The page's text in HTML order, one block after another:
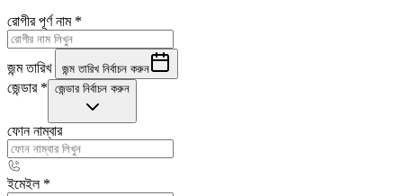
রোগীর পূর্ণ নাম *
জন্ম তারিখ জন্ম তারিখ নির্বাচন করুন
জেন্ডার * জেন্ডার নির্বাচন করুন
ফোন নাম্বার
ইমেইল *